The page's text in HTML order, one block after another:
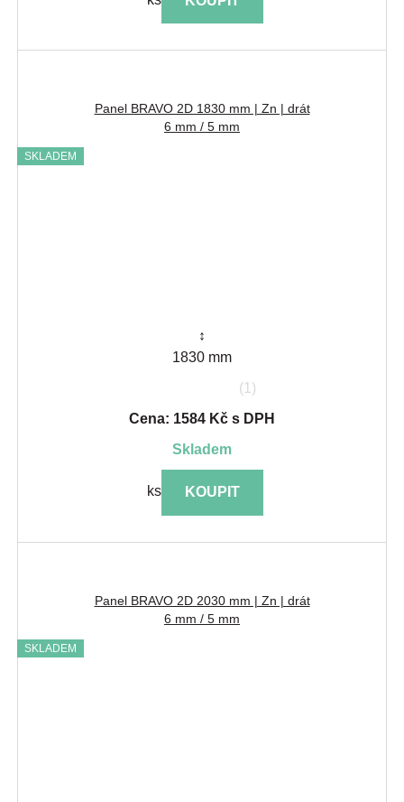
Panel BRAVO 2D 1830 mm | Zn | drát
6 mm / 5 mm
SKLADEM
↕
1830 mm
(1)
Cena: 1584 Kč s DPH
skladem
ks KOUPIT
Panel BRAVO 2D 2030 mm | Zn | drát
6 mm / 5 mm
SKLADEM